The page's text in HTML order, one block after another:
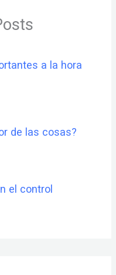
a la hora
de las cosas?
el control